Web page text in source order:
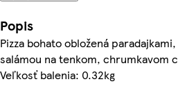
Popis
Pizza bohato obložená
salámou na tenkom, chrumkavom
Veľkosť balenia: 0.32kg